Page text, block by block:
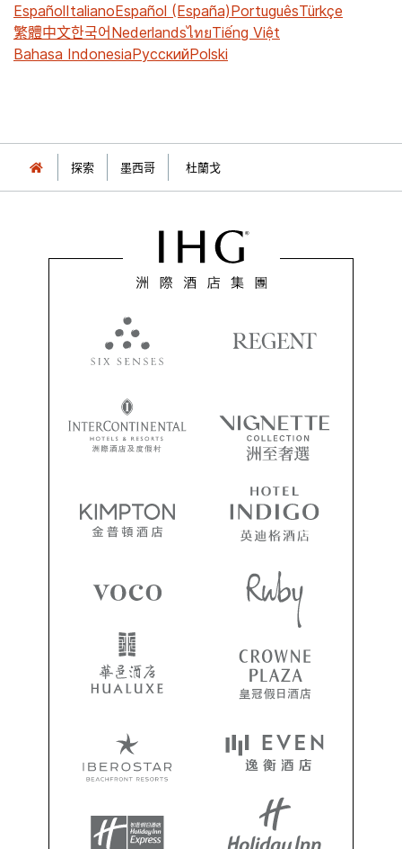
EspañolItalianoEspañol (España)PortuguêsTürkçe
繁體中文한국어NederlandsไทยTiếng Việt
Bahasa IndonesiaРусскийPolski
探索 墨西哥 杜蘭戈